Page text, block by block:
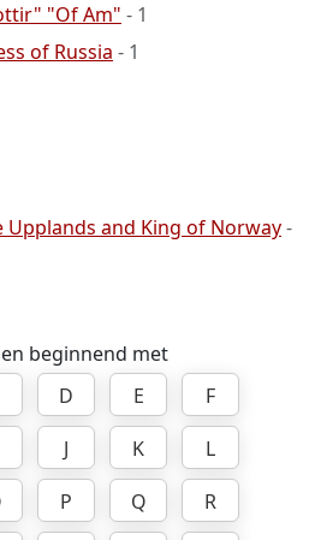
"Of Am" - 1
of Russia - 1
Upplands and King of Norway-
beginnend met
D E
F
J K
L
P Q
R